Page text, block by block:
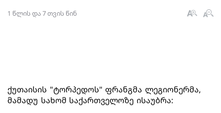
1 წლის და 7 თვის წინ
ქუთაისის "ტორპედოს" ფრანგმა ლეგიონერმა,
მამადუ სახომ საქართველოზე ისაუბრა: